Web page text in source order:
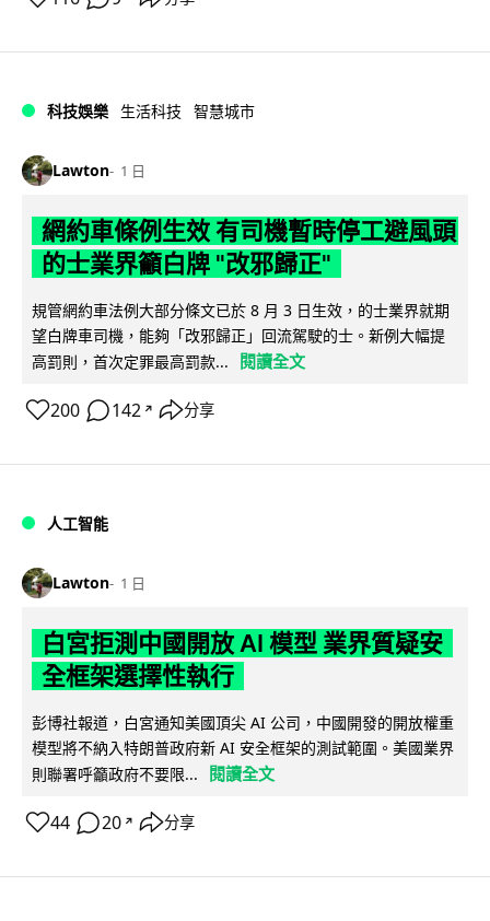
科技娛樂 生活科技 智慧城市
Lawton 1 日
網約車條例生效 有司機暫時停工避風頭
的士業界籲白牌 "改邪歸正"
規管網約車法例大部分條文已於 8 月 3 日生效，的士業界就期
望白牌車司機，能夠「改邪歸正」回流駕駛的士。新例大幅提
高罰則，首次定罪最高罰款...
閱讀全文
200 142 ↗ 分享
人工智能
Lawton 1 日
白宮拒測中國開放 AI 模型 業界質疑安
全框架選擇性執行
彭博社報道，白宮通知美國頂尖 AI 公司，中國開發的開放權重
模型將不納入特朗普政府新 AI 安全框架的測試範圍。美國業界
則聯署呼籲政府不要限...
閱讀全文
44 20 ↗ 分享